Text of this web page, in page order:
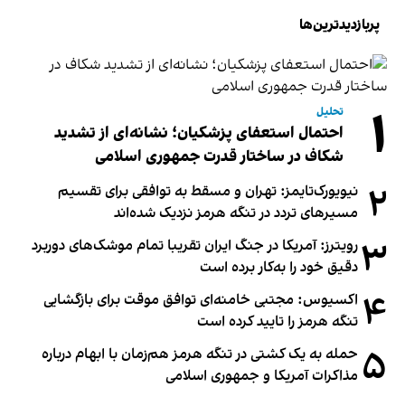
پربازدیدترین‌ها
۱ تحلیل
احتمال استعفای پزشکیان؛ نشانه‌ای از تشدید
شکاف در ساختار قدرت جمهوری اسلامی
۲ نیویورک‌تایمز: تهران و مسقط به توافقی برای تقسیم
مسیرهای تردد در تنگه هرمز نزدیک شده‌اند
۳رویترز: آمریکا در جنگ ایران تقریبا تمام موشک‌های دوربرد
دقیق خود را به‌کار برده است
۴ اکسیوس: مجتبی خامنه‌ای توافق موقت برای بازگشایی
تنگه هرمز را تایید کرده است
۵ حمله به یک کشتی در تنگه هرمز هم‌زمان با ابهام درباره
مذاکرات آمریکا و جمهوری اسلامی